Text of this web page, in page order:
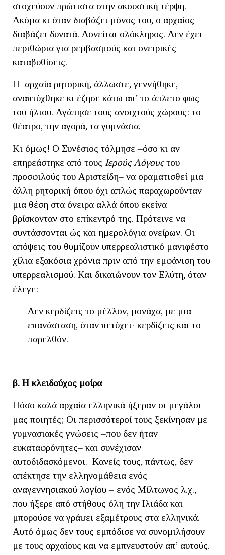
στοχεύουν πρώτιστα στην ακουστική τέρψη.
Ακόμα κι όταν διαβάζει μόνος του, ο αρχαίος
διαβάζει δυνατά. Δονείται ολόκληρος. Δεν έχει
περιθώρια για ρεμβασμούς και ονειρικές
καταβυθίσεις.
Η αρχαία ρητορική, άλλωστε, γεννήθηκε,
αναπτύχθηκε κι έζησε κάτω απ’ το άπλετο φως
του ήλιου. Αγάπησε τους ανοιχτούς χώρους: το
θέατρο, την αγορά, τα γυμνάσια.
Κι όμως! Ο Συνέσιος τόλμησε –όσο κι αν
επηρεάστηκε από τους Ιερούς Λόγουςτου
προσφιλούς του Αριστείδη– να οραματισθεί μια
άλλη ρητορική όπου όχι απλώς παραχωρούνταν
μια θέση στα όνειρα αλλά όπου εκείνα
βρίσκονταν στο επίκεντρό της. Πρότεινε να
συντάσσονται ώς και ημερολόγια ονείρων. Οι
απόψεις του θυμίζουν υπερρεαλιστικό μανιφέστο
χίλια εξακόσια χρόνια πριν από την εμφάνιση του
υπερρεαλισμού. Και δικαιώνουν τον Ελύτη, όταν
έλεγε:
Δεν κερδίζεις το μέλλον, μονάχα, με μια
επανάσταση, όταν πετύχει· κερδίζεις και το
παρελθόν.
β. Η κλειδούχος μοίρα
Πόσο καλά αρχαία ελληνικά ήξεραν οι μεγάλοι
μας ποιητές; Οι περισσότεροί τους ξεκίνησαν με
γυμνασιακές γνώσεις –που δεν ήταν
ευκαταφρόνητες– και συνέχισαν
αυτοδιδασκόμενοι. Κανείς τους, πάντως, δεν
απέκτησε την ελληνομάθεια ενός
αναγεννησιακού λογίου – ενός Μίλτωνος λ.χ.,
που ήξερε από στήθους όλη την Ιλιάδα και
μπορούσε να γράψει εξαμέτρους στα ελληνικά.
Αυτό όμως δεν τους εμπόδισε να συνομιλήσουν
με τους αρχαίους και να εμπνευστούν απ’ αυτούς.